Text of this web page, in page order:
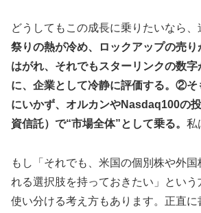
どうしてもこの成長に乗りたいなら、
祭りの熱が冷め、ロックアップの売
はがれ、それでもスターリンクの数字
に、企業として冷静に評価する。②そ
にいかず、オルカンやNasdaq100の
資信託）で“市場全体”として乗る。 私
もし「それでも、米国の個別株や外
れる選択肢を持っておきたい」とい
使い分ける考え方もあります。正直